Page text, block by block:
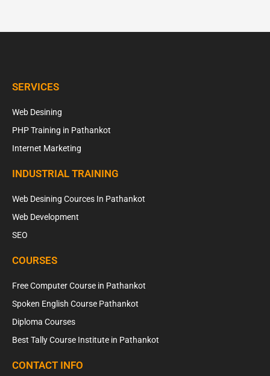
SERVICES
Web Desining
PHP Training in Pathankot
Internet Marketing
INDUSTRIAL TRAINING
Web Desining Cources In Pathankot
Web Development
SEO
COURSES
Free Computer Course in Pathankot
Spoken English Course Pathankot
Diploma Courses
Best Tally Course Institute in Pathankot
CONTACT INFO